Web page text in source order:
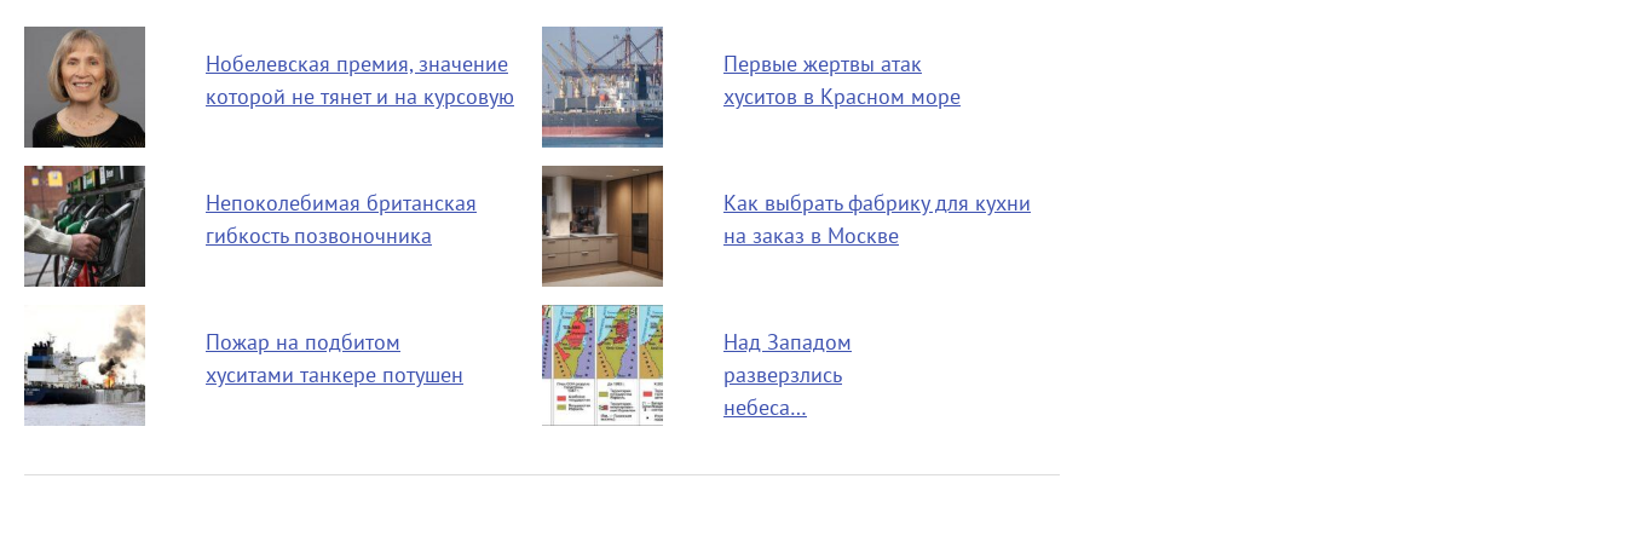
Нобелевская премия, значение
которой не тянет и на курсовую
Первые жертвы атак
хуситов в Красном море
Непоколебимая британская
гибкость позвоночника
Как выбрать фабрику для кухни
на заказ в Москве
Пожар на подбитом
хуситами танкере потушен
Над Западом
разверзлись
небеса…